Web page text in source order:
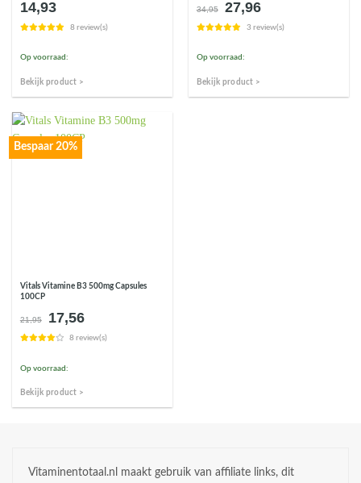
14,93
8 review(s)
Op voorraad:
Bekijk product >
34,95
Oorspronkelijke
prijs
was:
27,96Huidige
prijs
is:
3 review(s)
Op voorraad:
Bekijk product >
Bespaar 20%
Vitals Vitamine B3 500mg Capsules
100CP
21,95
Oorspronkelijke
prijs
was:
17,56Huidige
prijs
is:
8 review(s)
Op voorraad:
Bekijk product >
Vitaminentotaal.nl maakt gebruik van affiliate links, dit